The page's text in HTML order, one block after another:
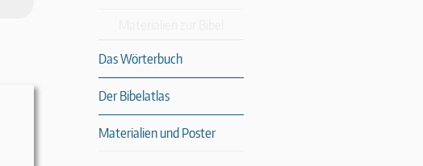
Das Wörterbuch
Der Bibelatlas
Materialien und Poster